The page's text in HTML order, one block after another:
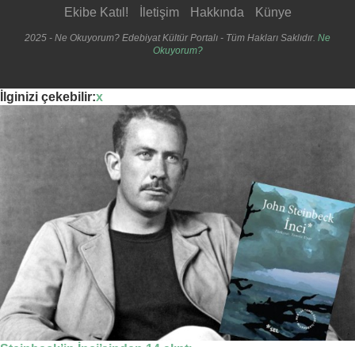
Ekibe Katıl! İletişim Hakkında Künye
2025 - Ne Okuyorum? Edebiyat Kültür Portalı - Tüm Hakları Saklıdır. Ne
Okuyorum?
İlginizi çekebilir:x